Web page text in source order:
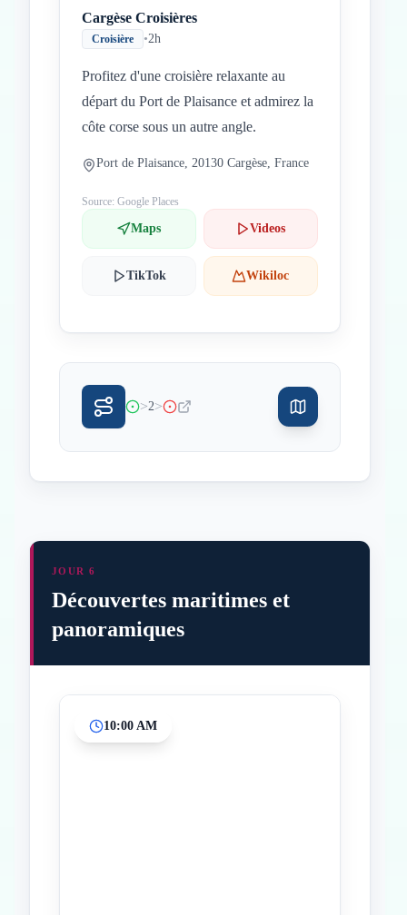
Cargèse Croisières
Croisière •2h
Profitez d'une croisière relaxante au
départ du Port de Plaisance et admirez la
côte corse sous un autre angle.
Port de Plaisance, 20130 Cargèse, France
Source: Google Places
Maps Videos
TikTok Wikiloc
>2>
JOUR 6
Découvertes maritimes et
panoramiques
10:00 AM